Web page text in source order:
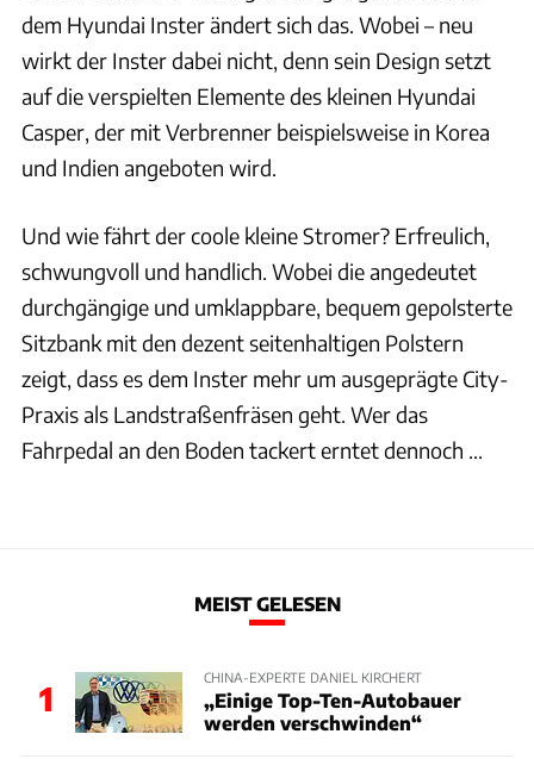
dem Hyundai Inster ändert sich das. Wobei – neu
wirkt der Inster dabei nicht, denn sein Design setzt
auf die verspielten Elemente des kleinen Hyundai
Casper, der mit Verbrenner beispielsweise in Korea
und Indien angeboten wird.
Und wie fährt der coole kleine Stromer? Erfreulich,
schwungvoll und handlich. Wobei die angedeutet
durchgängige und umklappbare, bequem gepolsterte
Sitzbank mit den dezent seitenhaltigen Polstern
zeigt, dass es dem Inster mehr um ausgeprägte City-
Praxis als Landstraßenfräsen geht. Wer das
Fahrpedal an den Boden tackert erntet dennoch ...
MEIST GELESEN
1
CHINA-EXPERTE DANIEL KIRCHERT
„Einige Top-Ten-Autobauer
werden verschwinden“